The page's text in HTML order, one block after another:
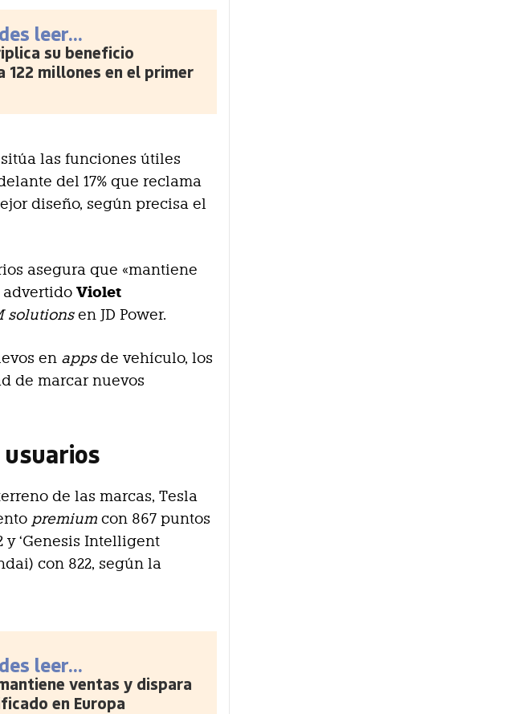
leer...
su beneficio
122 millones en el primer
las funciones útiles
del 17% que reclama
diseño, según precisa el
asegura que «mantiene
advertidoViolet
solutionsen JD Power.
en appsde vehículo, los
de marcar nuevos
de las marcas, Tesla
premium con 867 puntos
y ‘Genesis Intelligent
con 822, según la
leer...
ventas y dispara
en Europa